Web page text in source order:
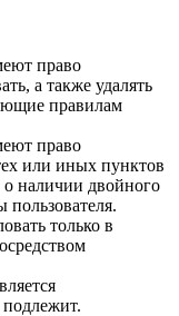
право
а также удалять
правилам
право
или иных пунктов
о наличии двойного
пользователя.
только в